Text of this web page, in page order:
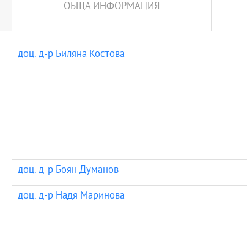
ОБЩА ИНФОРМАЦИЯ
доц. д-р Биляна Костова
доц. д-р Боян Думанов
доц. д-р Надя Маринова